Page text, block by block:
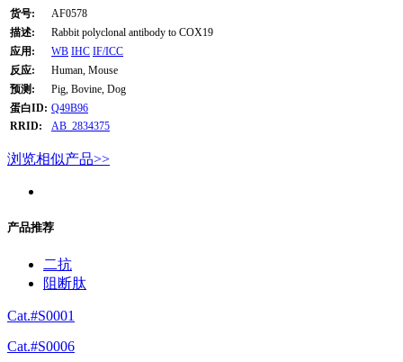
货号:
AF0578
描述:
Rabbit polyclonal antibody to COX19
应用:
WB IHC IF/ICC
反应:
Human, Mouse
预测:
Pig, Bovine, Dog
蛋白ID: Q49B96
RRID:
AB_2834375
浏览相似产品>>
产品推荐
二抗
阻断肽
Cat.#S0001
Cat.#S0006